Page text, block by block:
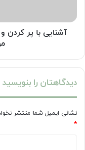
+
معرفی
پرکننده
آشنایی با پر کردن
دیدگاهتان را بنویسید
نشانی ایمیل شما منتشر
*